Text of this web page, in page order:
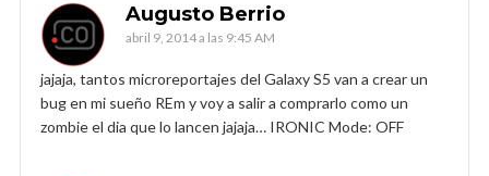
Augusto Berrio
abril 9, 2014 a las 9:45 AM
jajaja, tantos microreportajes del Galaxy S5 van a crear un
bug en mi sueño REm y voy a salir a comprarlo como un
zombie el dia que lo lancen jajaja… IRONIC Mode: OFF